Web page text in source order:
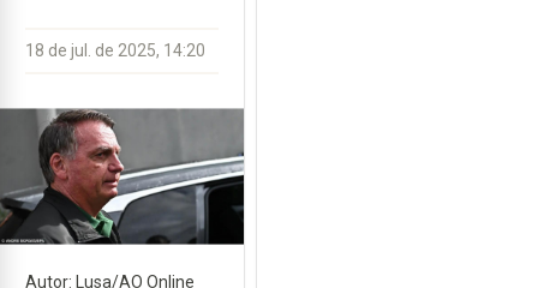
18 de jul. de 2025, 14:20
Autor: Lusa/AO Online